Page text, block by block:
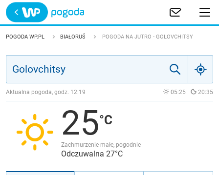
Trwa ładowanie
POLSKA
JAKOŚĆ POWIETRZA
POGODA WP.PL BIAŁORUŚ POGODA NA JUTRO - GOLOVCHITSY
Aktualna pogoda, godz. 12:19 05:25 20:35
25
Zachmurzenie małe, pogodnie
Odczuwalna 27°C